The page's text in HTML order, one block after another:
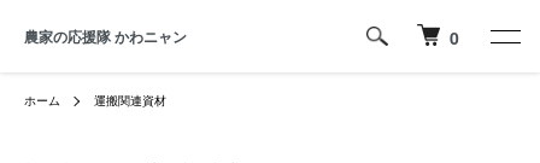
農家の応援隊 かわニャン 0
ホーム 運搬関連資材